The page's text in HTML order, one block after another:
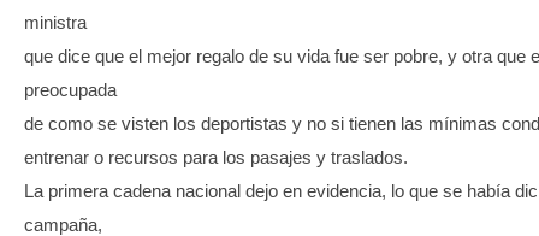
ministra
que dice que el mejor regalo de su vida fue ser pobre, y otra que
preocupada
de como se visten los deportistas y no si tienen las mínimas
entrenar o recursos para los pasajes y traslados.
La primera cadena nacional dejo en evidencia, lo que se había
campaña,